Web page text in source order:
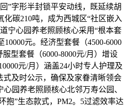
”字形半封锁平安动线，既延续胡
碳210吨，成为西城区“社区嵌入
宁心园养老照顾核心采用“根本套
元。经济型套餐（4500-6000
型套餐（6000-8000元/月）增设
元/月）涵盖24小时专人护理及
式及时公示，确保及家眷清晰领会
园养老照顾核心北邻万寿公园、
抱”生态款式，PM2。5过滤效率达